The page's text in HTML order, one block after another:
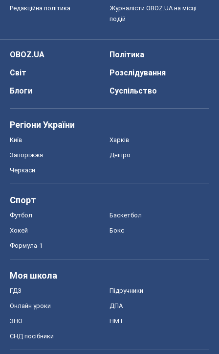
Редакційна політика
Журналісти OBOZ.UA на місці
подій
OBOZ.UA
Політика
Світ
Розслідування
Блоги
Суспільство
Регіони України
Київ Харків
Запоріжжя Дніпро
Черкаси
Спорт
Футбол Баскетбол
Хокей Бокс
Формула-1
Моя школа
ГДЗ Підручники
Онлайн уроки ДПА
ЗНО НМТ
СНД посібники